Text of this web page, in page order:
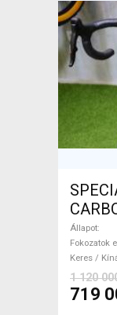
Állapot
Fokozatok
Keres /
1 120
719